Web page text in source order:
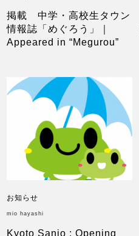
掲載 中学・高校生タウン
情報誌「めぐろう」｜
Appeared in “Megurou”
お知らせ
mio hayashi
Kyoto Sanjo : Opening